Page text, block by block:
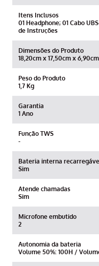
Itens Inclusos
01 Headphone; 01 Cabo
de Instruções
Dimensões do Produto
18,20cm x 17,50cm x
Peso do Produto
1,7 Kg
Garantia
1 Ano
Função TWS
-
Bateria interna
Sim
Atende chamadas
Sim
Microfone embutido
2
Autonomia da bateria
Volume 50%: 100H /